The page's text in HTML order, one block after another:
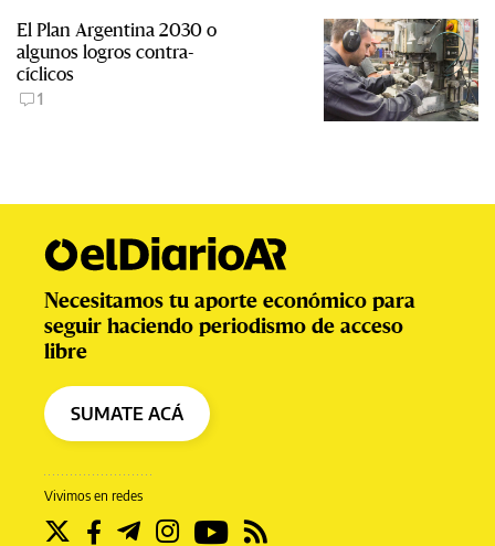
El Plan Argentina 2030 o
algunos logros contra-
cíclicos
1
Vivimos en redes
Necesitamos tu aporte económico para
seguir haciendo periodismo de acceso
libre
SUMATE ACÁ